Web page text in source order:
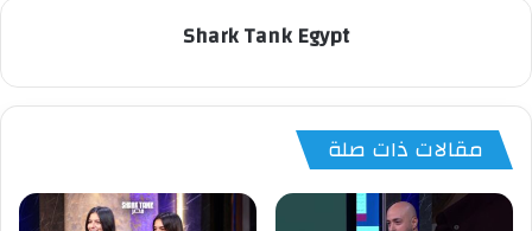
Shark Tank Egypt
مقالات ذات صلة